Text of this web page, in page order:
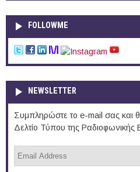
FOLLOWME
NEWSLETTER
Συμπληρώστε το e-mail σας και
Δελτίο Τύπου της